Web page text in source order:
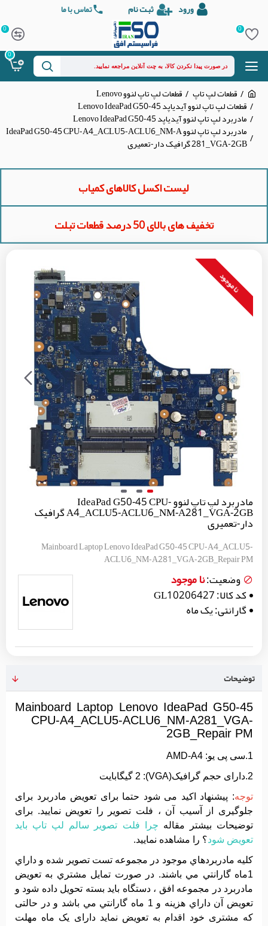
ورود ثبت نام تماس با ما
0
0
0
قطعات لپ تاپ قطعات لپ تاپ لنوو Lenovo
قطعات لپ تاپ لنوو آیدیاپد Lenovo IdeaPad G50-45
مادربرد لپ تاپ لنوو آیدیاپد Lenovo IdeaPad G50-45
مادربرد لپ تاپ لنوو IdeaPad G50-45 CPU-A4_ACLU5-ACLU6_NM-A
281_VGA-2GB گرافیک دار-تعمیری
لیست اکسل کالاهای کمیاب
تخفیف های بالای 50 درصد قطعات تبلت
نا موجود
مادربرد لپ تاپ لنوو IdeaPad G50-45 CPU-
A4_ACLU5-ACLU6_NM-A281_VGA-2GB گرافیک
دار-تعمیری
Mainboard Laptop Lenovo IdeaPad G50-45 CPU-A4_ACLU5-
ACLU6_NM-A281_VGA-2GB_Repair PM
وضعیت:نا موجود
کد کالا:GL10206427
گارانتی:یک ماه
توضیحات
Mainboard Laptop Lenovo IdeaPad G50-45
CPU-A4_ACLU5-ACLU6_NM-A281_VGA-
2GB_Repair PM
1.سی پی یو: AMD-A4
2.دارای حجم گرافیک(VGA): 2 گیگابایت
توجه: پیشنهاد اکید می شود حتما برای تعویض مادربرد برای
جلوگیری از آسیب آن ، فلت تصویر را تعویض نمایید. برای
توضیحات بیشتر مقاله چرا فلت تصویر سالم لپ تاپ باید
تعویض شود؟ را مشاهده نمایید.
کليه مادربردهاي موجود در مجموعه تست تصوير شده و داراي
1ماه گارانتي مي باشند. در صورت تمايل مشتري به تعويض
مادربرد در مجموعه افق ، دستگاه بايد بسته تحويل داده شود و
تعويض آن داراي هزينه و 1 ماه گارانتي مي باشد و در حالتی
که مشتری خود اقدام به تعویض نماید دارای یک ماه مهلت